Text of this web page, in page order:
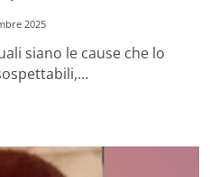
2025
siano le cause che lo